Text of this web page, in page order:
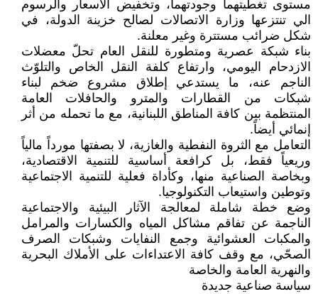
مستوى تغطيتهما وجودتهما، وتخفيض الأسعار والرسوم
الي تنتزعها وزارة الاتصالات لصالح خزينة الدولة، في
شكل ضرائب مستترة وغير معلنة.
بناء شبكة عصرية ومتطورة للنقل العام تحلّ معضلات
الازدحام اليومي، وارتفاع كلفة النقل الخاص والتلوّث
الناجم عنه، ما يستدعي إطلاق مشروع ضخم لبناء
شبكات من القطارات والمترو والحافلات العامة
المنتظمة بين كافة المناطق اللبنانية، مع ما تحمله من أثر
إنمائي أيضاً.
التعامل مع الثروة النفطية والغازية، لا بصفتها مورداً مالياً
وريعياً فقط، بل كرافعة أساسية للتنمية الاقتصادية،
وبخاصة الصناعية منها، وكأداة فعلية للتنمية الاجتماعية
وتوطين واستيعاب التكنولوجيا.
وضع خطة شاملة لمعالجة الآثار البيئية والاجتماعية
الناجمة عن تفاقم مشاكل المياه والكسارات والمرامل
والمكبات العشوائية وجمع النفايات وشبكات الصرف
الصحّي، مع وقف كافة الاعتداءات على الأملاك البحرية
والنهرية العامة والخاصة
سياسة صناعية جديدة